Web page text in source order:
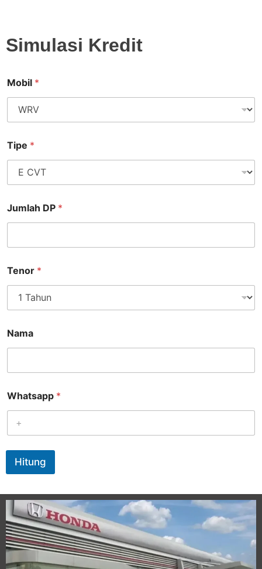
Simulasi Kredit
Mobil *
Tipe *
Jumlah DP *
Tenor *
Nama
Whatsapp *
Hitung